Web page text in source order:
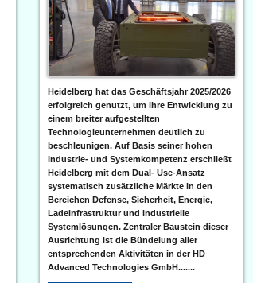
Heidelberg hat das Geschäftsjahr 2025/2026
erfolgreich genutzt, um ihre Entwicklung zu
einem breiter aufgestellten
Technologieunternehmen deutlich zu
beschleunigen. Auf Basis seiner hohen
Industrie- und Systemkompetenz erschließt
Heidelberg mit dem Dual- Use-Ansatz
systematisch zusätzliche Märkte in den
Bereichen Defense, Sicherheit, Energie,
Ladeinfrastruktur und industrielle
Systemlösungen. Zentraler Baustein dieser
Ausrichtung ist die Bündelung aller
entsprechenden Aktivitäten in der HD
Advanced Technologies GmbH.......